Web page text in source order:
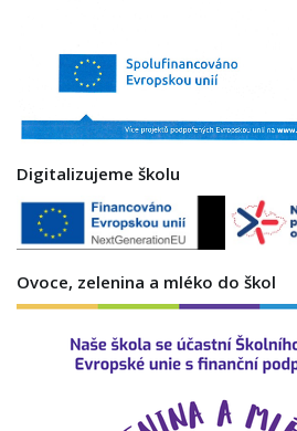
Digitalizujeme školu
Ovoce, zelenina a mléko do škol